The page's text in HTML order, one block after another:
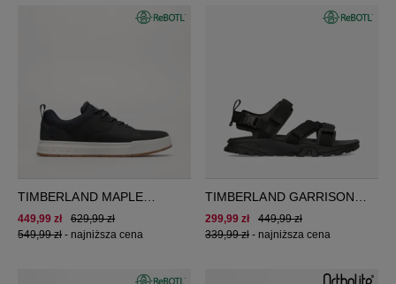
TIMBERLAND MAPLE
GROVE LTHR OX
629,99 zł
449,99 zł
549,99 zł - najniższa cena
TIMBERLAND GARRISON
TRAIL WEB SANDAL
449,99 zł
299,99 zł
339,99 zł - najniższa cena